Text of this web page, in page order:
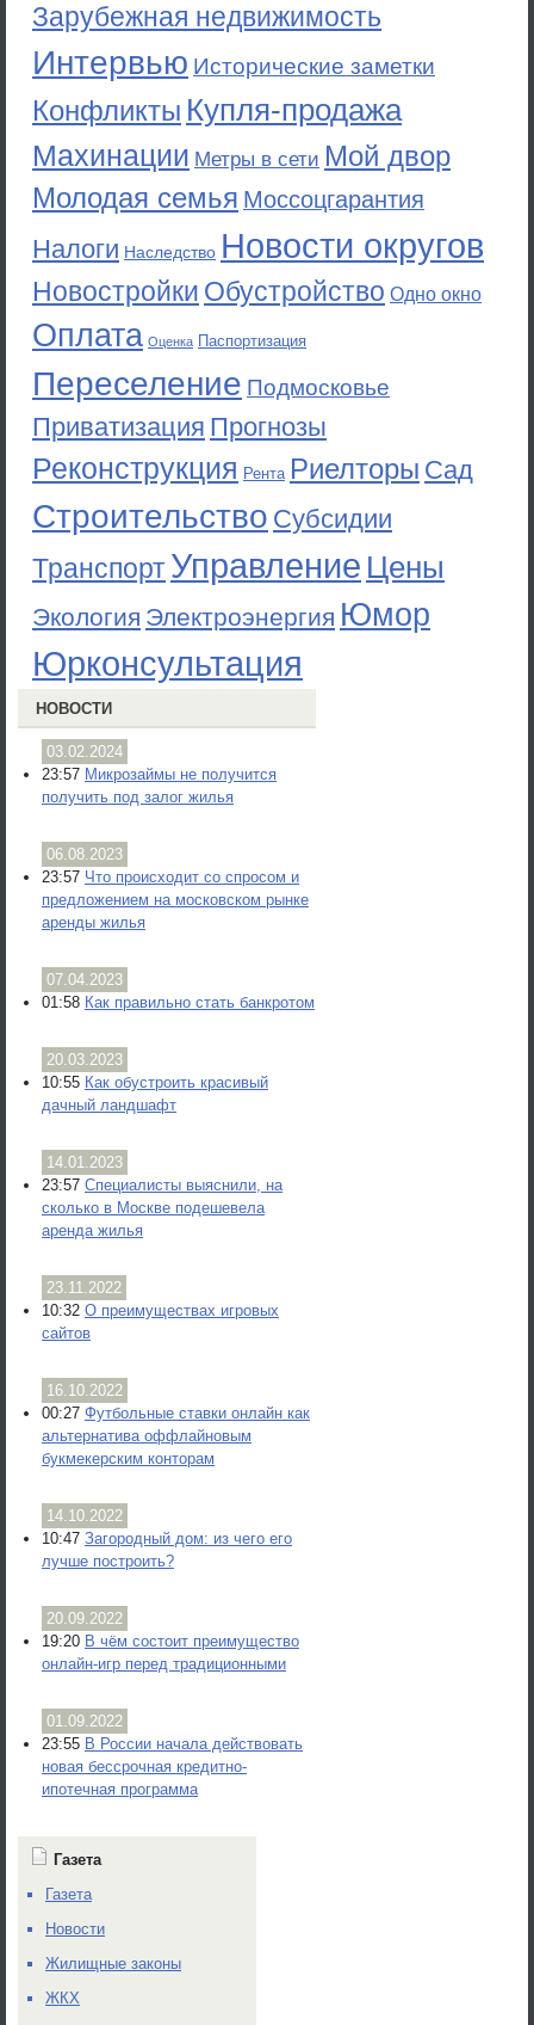
Зарубежная недвижимость
Интервью Исторические заметки
Конфликты Купля-продажа
Махинации Метры в сети Мой двор
Молодая семья Моссоцгарантия
Налоги Наследство Новости округов
Новостройки Обустройство Одно окно
Оплата Оценка Паспортизация
Переселение Подмосковье
Приватизация Прогнозы
Реконструкция Рента Риелторы Сад
Строительство Субсидии
ТранспортУправление Цены
Экология Электроэнергия Юмор
Юрконсультация
НОВОСТИ
03.02.2024
23:57 Микрозаймы не получится
получить под залог жилья
06.08.2023
23:57 Что происходит со спросом и
предложением на московском рынке
аренды жилья
07.04.2023
01:58 Как правильно стать банкротом
20.03.2023
10:55 Как обустроить красивый
дачный ландшафт
14.01.2023
23:57 Специалисты выяснили, на
сколько в Москве подешевела
аренда жилья
23.11.2022
10:32 О преимуществах игровых
сайтов
16.10.2022
00:27 Футбольные ставки онлайн как
альтернатива оффлайновым
букмекерским конторам
14.10.2022
10:47 Загородный дом: из чего его
лучше построить?
20.09.2022
19:20 В чём состоит преимущество
онлайн-игр перед традиционными
01.09.2022
23:55 В России начала действовать
новая бессрочная кредитно-
ипотечная программа
Газета
Газета
Новости
Жилищные законы
ЖКХ